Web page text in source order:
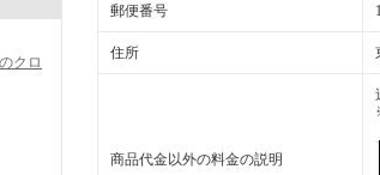
クロ
郵便番号
住所
商品代金以外の料金の説明